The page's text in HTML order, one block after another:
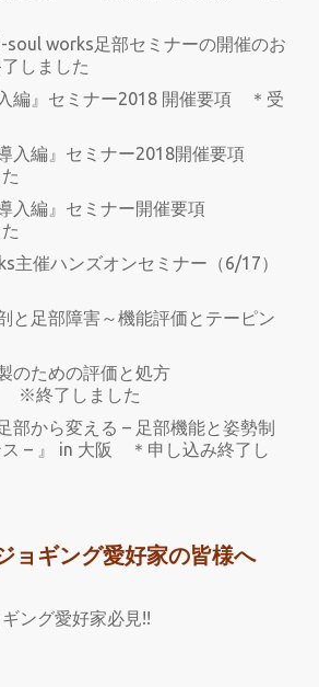
soul works足部セミナーの開催のお
しました
編』セミナー2018 開催要項 ＊受
入編』セミナー2018開催要項
導入編』セミナー開催要項
主催ハンズオンセミナー（6/17）
と足部障害～機能評価とテーピン
のための評価と処方
※終了しました
部から変える – 足部機能と姿勢制
– 』 in 大阪 ＊申し込み終了し
ョギング愛好家の皆様へ
ング愛好家必見!!